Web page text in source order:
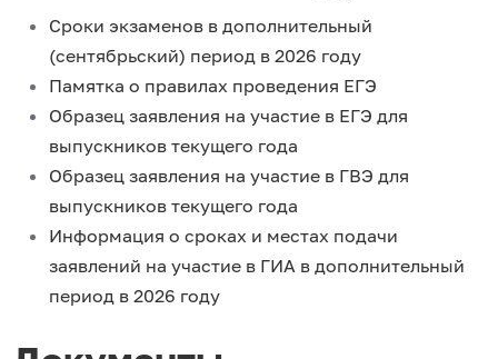
Сроки экзаменов в дополнительный
(сентябрьский) период в 2026 году
Памятка о правилах проведения ЕГЭ
Образец заявления на участие в ЕГЭ для
выпускников текущего года
Образец заявления на участие в ГВЭ для
выпускников текущего года
Информация о сроках и местах подачи
заявлений на участие в ГИА в дополнительный
период в 2026 году